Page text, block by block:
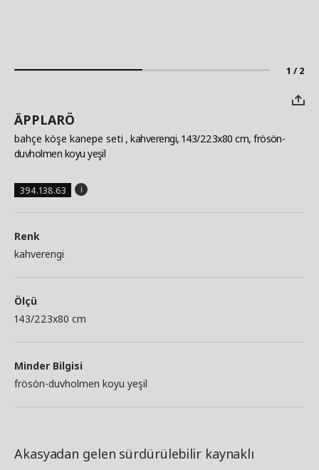
1 / 2
ÄPPLARÖ
bahçe köşe kanepe seti , kahverengi, 143/223x80 cm, frösön-
duvholmen koyu yeşil
394.138.63
Renk
kahverengi
Ölçü
143/223x80 cm
Minder Bilgisi
frösön-duvholmen koyu yeşil
Akasyadan gelen sürdürülebilir kaynaklı